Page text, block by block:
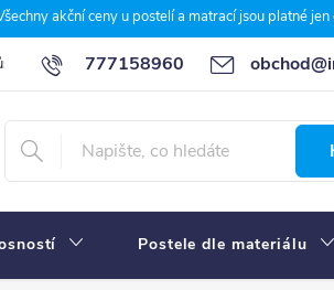
akční ceny u postelí a matrací jsou platné
777158960
a ceny dopravy 7 důvodů, proč nakupit u
Postele dle materiálu